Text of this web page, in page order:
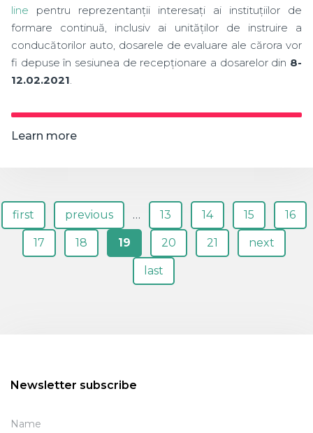
line pentru reprezentanții interesați ai instituțiilor de
formare continuă, inclusiv ai unităților de instruire a
conducătorilor auto, dosarele de evaluare ale cărora vor
fi depuse în sesiunea de recepționare a dosarelor din 8-
12.02.2021.
Learn more
Pages
first
previous … 13 14 15 16
17 18 19 20 21 next
last
Newsletter subscribe
Name